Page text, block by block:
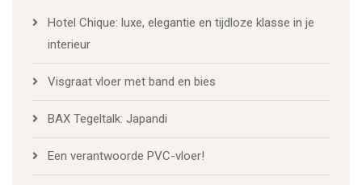
Hotel Chique: luxe, elegantie en tijdloze klasse in je
interieur
Visgraat vloer met band en bies
BAX Tegeltalk: Japandi
Een verantwoorde PVC-vloer!